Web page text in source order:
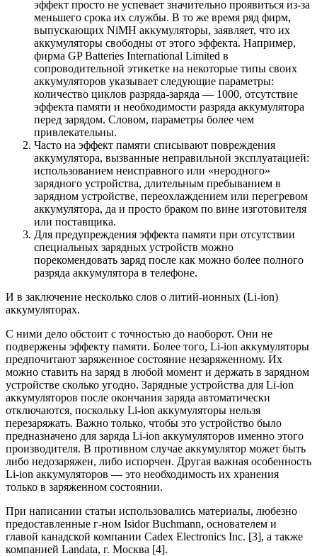
эффект просто не успевает значительно проявиться из-за
меньшего срока их службы. В то же время ряд фирм,
выпускающих NiMH аккумуляторы, заявляет, что их
аккумуляторы свободны от этого эффекта. Например,
фирма GP Batteries International Limited в
сопроводительной этикетке на некоторые типы своих
аккумуляторов указывает следующие параметры:
количество циклов разряда-заряда — 1000, отсутствие
эффекта памяти и необходимости разряда аккумулятора
перед зарядом. Словом, параметры более чем
привлекательны.
Часто на эффект памяти списывают повреждения
аккумулятора, вызванные неправильной эксплуатацией:
использованием неисправного или «неродного»
зарядного устройства, длительным пребыванием в
зарядном устройстве, переохлаждением или перегревом
аккумулятора, да и просто браком по вине изготовителя
или поставщика.
Для предупреждения эффекта памяти при отсутствии
специальных зарядных устройств можно
порекомендовать заряд после как можно более полного
разряда аккумулятора в телефоне.
И в заключение несколько слов о литий-ионных (Li-ion)
аккумуляторах.
С ними дело обстоит с точностью до наоборот. Они не
подвержены эффекту памяти. Более того, Li-ion аккумуляторы
предпочитают заряженное состояние незаряженному. Их
можно ставить на заряд в любой момент и держать в зарядном
устройстве сколько угодно. Зарядные устройства для Li-ion
аккумуляторов после окончания заряда автоматически
отключаются, поскольку Li-ion аккумуляторы нельзя
перезаряжать. Важно только, чтобы это устройство было
предназначено для заряда Li-ion аккумуляторов именно этого
производителя. В противном случае аккумулятор может быть
либо недозаряжен, либо испорчен. Другая важная особенность
Li-ion аккумуляторов — это необходимость их хранения
только в заряженном состоянии.
При написании статьи использовались материалы, любезно
предоставленные г-ном Isidor Buchmann, основателем и
главой канадской компании Cadex Electronics Inc. [3], а также
компанией Landata, г. Москва [4].